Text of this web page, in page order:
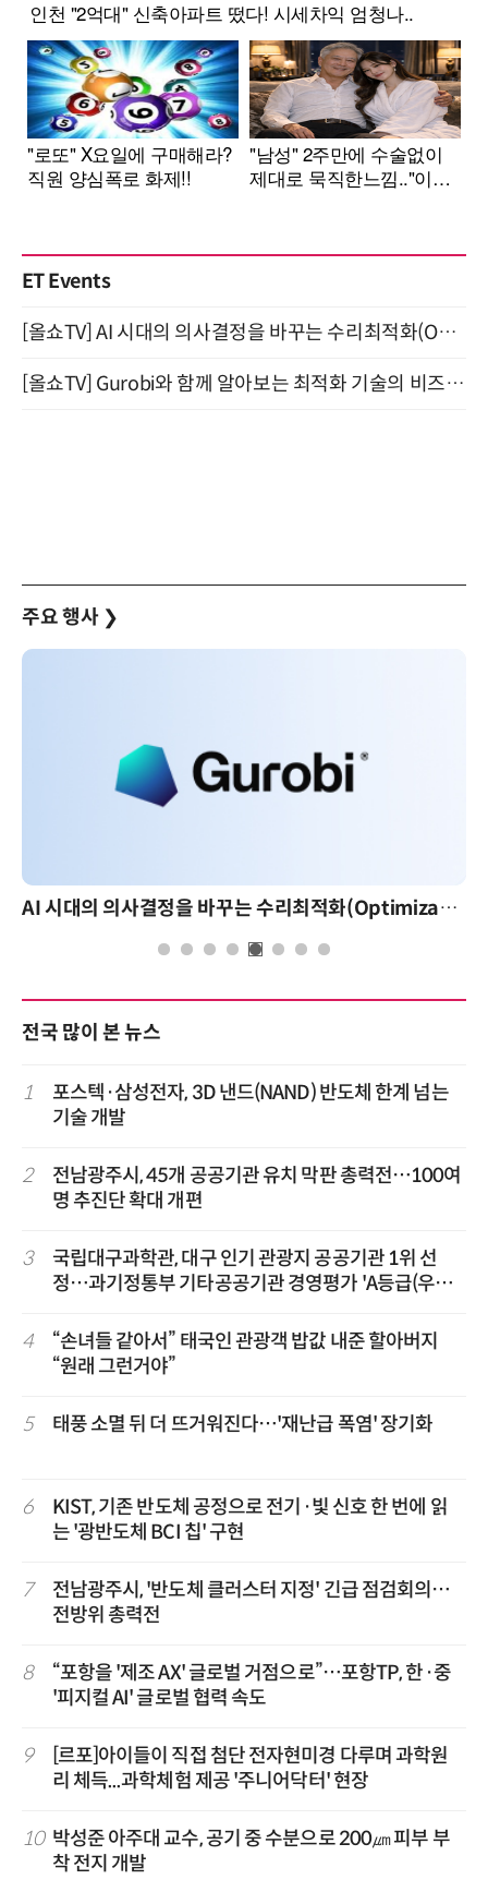
ET Events
[올쇼TV] AI 시대의 의사결정을 바꾸는 수리최적화(Optimization) 소개 (8/20 생방송)
[올쇼TV] Gurobi와 함께 알아보는 최적화 기술의 비즈니스 활용 (8월 20일 생방송)
주요 행사 ❯
AI 시대의 의사결정을 바꾸는 수리최적화(Optimization): 실제 산업 적용 사례와 활용 전략
전국 많이 본 뉴스
1
포스텍·삼성전자, 3D 낸드(NAND) 반도체 한계 넘는
기술 개발
2
전남광주시, 45개 공공기관 유치 막판 총력전…100여
명 추진단 확대 개편
3
국립대구과학관, 대구 인기 관광지 공공기관 1위 선
정…과기정통부 기타공공기관 경영평가 'A등급(우수)'
4
“손녀들 같아서” 태국인 관광객 밥값 내준 할아버지
“원래 그런거야”
5 태풍 소멸 뒤 더 뜨거워진다…'재난급 폭염' 장기화
6
KIST, 기존 반도체 공정으로 전기·빛 신호 한 번에 읽
는 '광반도체 BCI 칩' 구현
7
전남광주시, '반도체 클러스터 지정' 긴급 점검회의…
전방위 총력전
8
“포항을 '제조 AX' 글로벌 거점으로”…포항TP, 한·중
'피지컬 AI' 글로벌 협력 속도
9
[르포]아이들이 직접 첨단 전자현미경 다루며 과학원
리 체득...과학체험 제공 '주니어닥터' 현장
10 박성준 아주대 교수, 공기 중 수분으로 200㎛ 피부 부
착 전지 개발